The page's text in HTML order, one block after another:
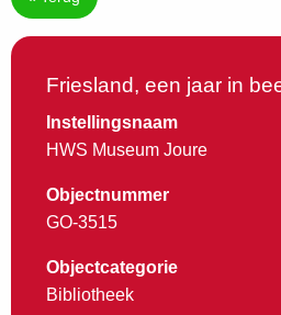
Friesland, een jaar in
Instellingsnaam
HWS Museum Joure
Objectnummer
GO-3515
Objectcategorie
Bibliotheek